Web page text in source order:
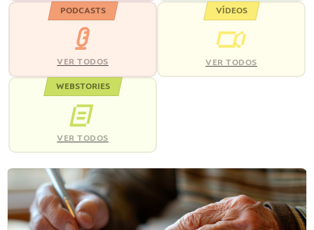
PODCASTS
VER TODOS
VÍDEOS
VER TODOS
WEBSTORIES
VER TODOS